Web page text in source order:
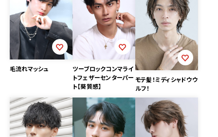
毛流れマッシュ
ツーブロックコンマライ
トフェザーセンターパー
ト【葵質感】
モテ髪！ミディシャドウウ
ルフ！